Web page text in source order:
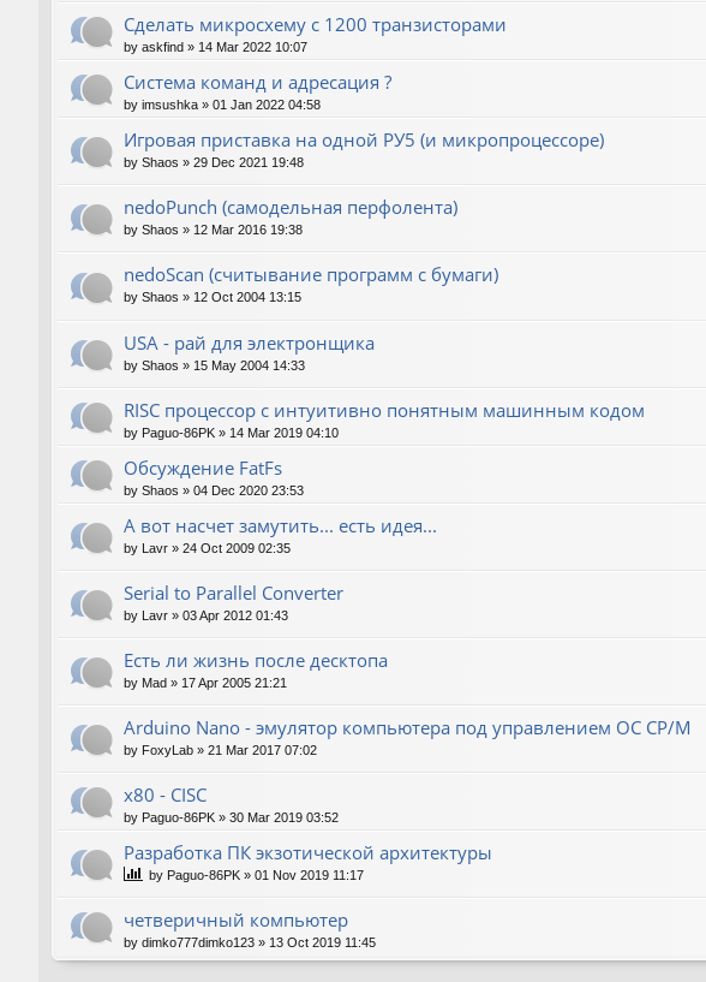
Сделать микросхему с 1200 транзисторами
by askfind » 14 Mar 2022 10:07
Система команд и адресация ?
by imsushka » 01 Jan 2022 04:58
Игровая приставка на одной РУ5 (и микропроцессоре)
by Shaos » 29 Dec 2021 19:48
nedoPunch (самодельная перфолента)
by Shaos » 12 Mar 2016 19:38
nedoScan (считывание программ с бумаги)
by Shaos » 12 Oct 2004 13:15
USA - рай для электронщика
by Shaos » 15 May 2004 14:33
RISC процессор с интуитивно понятным машинным кодом
by Paguo-86PK » 14 Mar 2019 04:10
Обсуждение FatFs
by Shaos » 04 Dec 2020 23:53
А вот насчет замутить... есть идея...
by Lavr » 24 Oct 2009 02:35
Serial to Parallel Converter
by Lavr » 03 Apr 2012 01:43
Есть ли жизнь после десктопа
by Mad » 17 Apr 2005 21:21
Arduino Nano - эмулятор компьютера под управлением ОС CP/M
by FoxyLab » 21 Mar 2017 07:02
x80 - CISC
by Paguo-86PK » 30 Mar 2019 03:52
Разработка ПК экзотической архитектуры
by Paguo-86PK » 01 Nov 2019 11:17
четверичный компьютер
by dimko777dimko123 » 13 Oct 2019 11:45